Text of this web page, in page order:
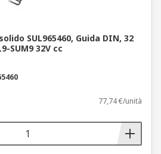
SUL965460, Guida DIN, 32
SUM9 32V cc
77,74 €/unità